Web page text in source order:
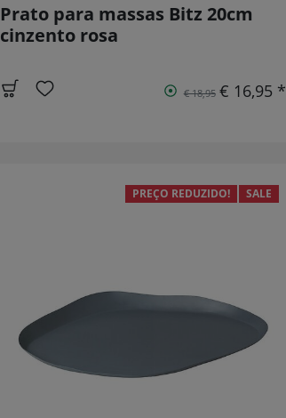
Prato para massas Bitz 20cm
cinzento rosa
€ 18,95 € 16,95 *
PREÇO REDUZIDO! SALE